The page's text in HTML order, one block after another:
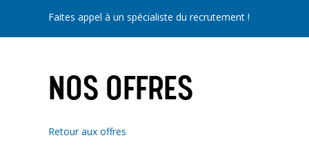
Faites appel à un spécialiste du recrutement !
NOS OFFRES
Retour aux offres